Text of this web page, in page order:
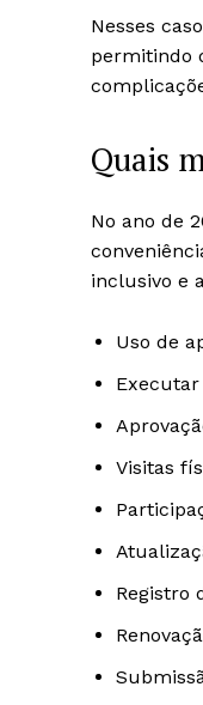
Nesses
permitindo
Quais
No ano de
inclusivo e
Uso de
Visitas
Registro